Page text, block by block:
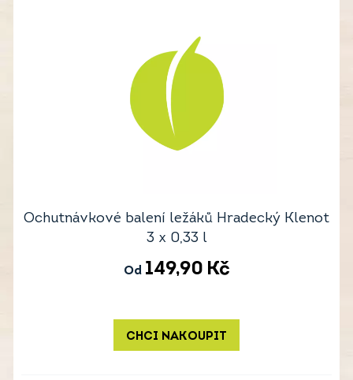
Ochutnávkové balení ležáků Hradecký Klenot
3 x 0,33 l
Od 149,90 Kč
CHCI NAKOUPIT